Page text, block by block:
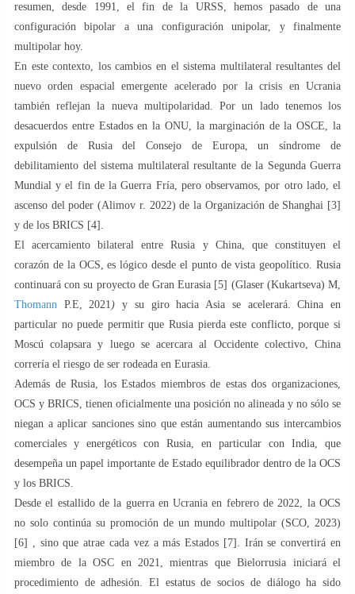
resumen, desde 1991, el fin de la URSS, hemos pasado de una
configuración bipolar a una configuración unipolar, y finalmente
multipolar hoy.
En este contexto, los cambios en el sistema multilateral resultantes del
nuevo orden espacial emergente acelerado por la crisis en Ucrania
también reflejan la nueva multipolaridad. Por un lado tenemos los
desacuerdos entre Estados en la ONU, la marginación de la OSCE, la
expulsión de Rusia del Consejo de Europa, un síndrome de
debilitamiento del sistema multilateral resultante de la Segunda Guerra
Mundial y el fin de la Guerra Fría, pero observamos, por otro lado, el
ascenso del poder (Alimov r. 2022) de la Organización de Shanghai [3]
y de los BRICS [4].
El acercamiento bilateral entre Rusia y China, que constituyen el
corazón de la OCS, es lógico desde el punto de vista geopolítico. Rusia
continuará con su proyecto de Gran Eurasia [5] (Glaser (Kukartseva) M,
Thomann P.E, 2021)y su giro hacia Asia se acelerará. China en
particular no puede permitir que Rusia pierda este conflicto, porque si
Moscú colapsara y luego se acercara al Occidente colectivo, China
correría el riesgo de ser rodeada en Eurasia.
Además de Rusia, los Estados miembros de estas dos organizaciones,
OCS y BRICS, tienen oficialmente una posición no alineada y no sólo se
niegan a aplicar sanciones sino que están aumentando sus intercambios
comerciales y energéticos con Rusia, en particular con India, que
desempeña un papel importante de Estado equilibrador dentro de la OCS
y los BRICS.
Desde el estallido de la guerra en Ucrania en febrero de 2022, la OCS
no solo continúa su promoción de un mundo multipolar (SCO, 2023)
[6] , sino que atrae cada vez a más Estados [7]. Irán se convertirá en
miembro de la OSC en 2021, mientras que Bielorrusia iniciará el
procedimiento de adhesión. El estatus de socios de diálogo ha sido